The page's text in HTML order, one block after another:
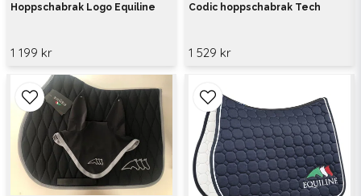
Hoppschabrak Logo Equiline
1 199 kr
Codic hoppschabrak Tech
1 529 kr